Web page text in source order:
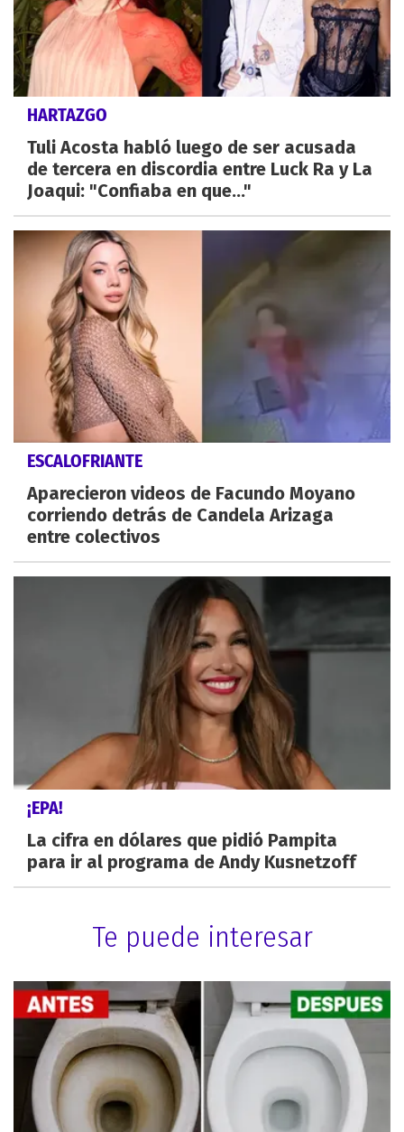
HARTAZGO
Tuli Acosta habló luego de ser acusada
de tercera en discordia entre Luck Ra y La
Joaqui: "Confiaba en que..."
ESCALOFRIANTE
Aparecieron videos de Facundo Moyano
corriendo detrás de Candela Arizaga
entre colectivos
¡EPA!
La cifra en dólares que pidió Pampita
para ir al programa de Andy Kusnetzoff
Te puede interesar